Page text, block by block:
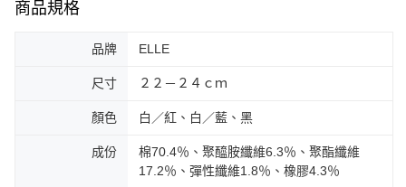
商品規格
品牌 ELLE
尺寸 ２２－２４ｃｍ
顏色 白／紅、白／藍、黑
成份
棉70.4％、聚醯胺纖維6.3％、聚酯纖維
17.2％、彈性纖維1.8％、橡膠4.3％